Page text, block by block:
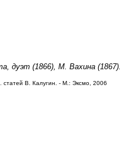
(1866), М. Вахина (1867).
статей В. Калугин. - М.: Эксмо, 2006